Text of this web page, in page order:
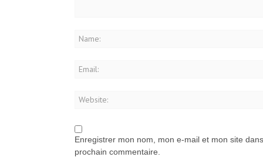
Enregistrer mon nom, mon e-mail et mon site
prochain commentaire.